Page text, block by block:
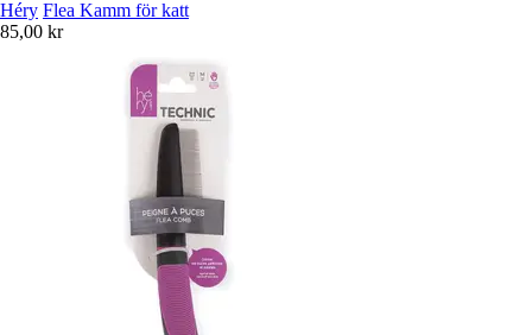
Héry Flea Kamm för katt
85,00 kr